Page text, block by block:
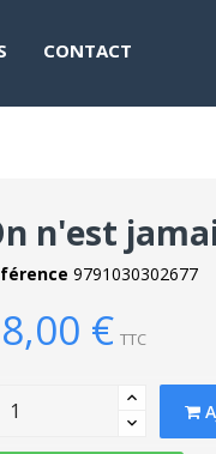
CONTACT
n'est
9791030302677
€ TTC